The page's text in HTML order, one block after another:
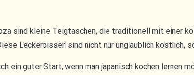
sind kleine Teigtaschen, die traditionell mit einer
Leckerbissen sind nicht nur unglaublich köstlich,
ein guter Start, wenn man japanisch kochen lernen